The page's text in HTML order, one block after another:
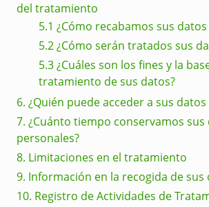
del tratamiento
5.1 ¿Cómo recabamos sus
5.2 ¿Cómo serán tratados sus
5.3 ¿Cuáles son los fines y la
tratamiento de sus datos?
6. ¿Quién puede acceder a sus
7. ¿Cuánto tiempo conservamos sus
personales?
8. Limitaciones en el tratamiento
9. Información en la recogida de sus
10. Registro de Actividades de